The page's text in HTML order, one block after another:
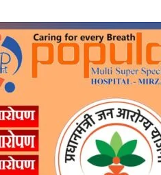
News,
Latest